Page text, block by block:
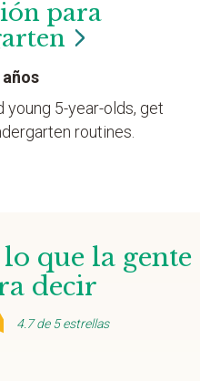
para
años
young 5-year-olds, get
routines.
que la gente
decir
4.7 de 5 estrellas